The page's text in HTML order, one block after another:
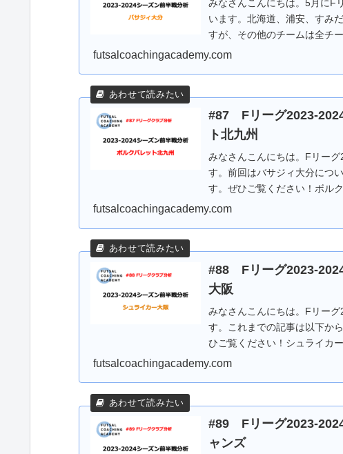
みなさんこんにちは。5月にF
います。北海道、浦安、すみ
すが、その他のチームは全チ
の各チームの得失...
futsalcoachingacademy.com
#87 Fリーグ2023-
ト北九州
みなさんこんにちは。Fリー
す。前回はバサジィ大分につ
す。ぜひご覧ください！ボル
勝9...
futsalcoachingacademy.com
#88 Fリーグ2023-
大阪
みなさんこんにちは。Fリー
す。これまでの記事は以下か
ひご覧ください！シュライカ
の...
futsalcoachingacademy.com
#89 Fリーグ2023-
ャンズ